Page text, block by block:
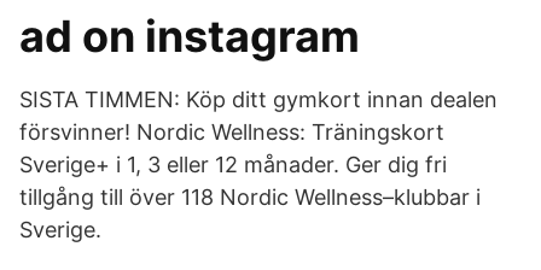
ad on instagram
SISTA TIMMEN: Köp ditt gymkort innan dealen
försvinner! Nordic Wellness: Träningskort
Sverige+ i 1, 3 eller 12 månader. Ger dig fri
tillgång till över 118 Nordic Wellness–klubbar i
Sverige.